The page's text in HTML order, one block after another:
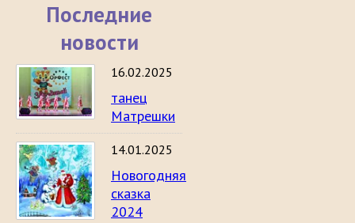
Последние
новости
16.02.2025
танец
Матрешки
14.01.2025
Новогодняя
сказка
2024